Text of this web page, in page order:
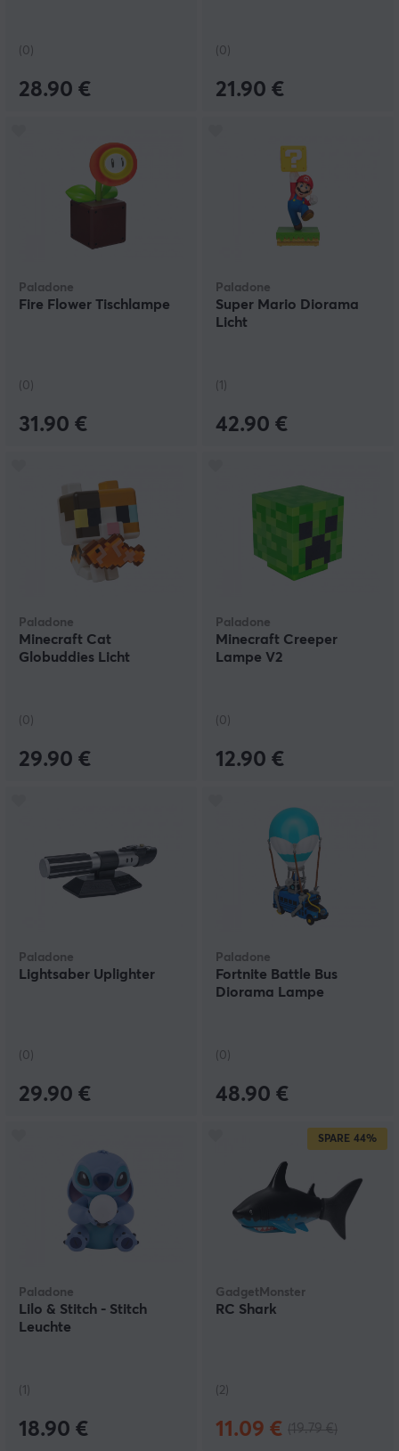
(0)
28.90 €
(0)
21.90 €
Paladone
Fire Flower Tischlampe
(0)
31.90 €
Paladone
Super Mario Diorama
Licht
(1)
42.90 €
Paladone
Minecraft Cat
Globuddies Licht
(0)
29.90 €
Paladone
Minecraft Creeper
Lampe V2
(0)
12.90 €
Paladone
Lightsaber Uplighter
(0)
29.90 €
Paladone
Fortnite Battle Bus
Diorama Lampe
(0)
48.90 €
Paladone
Lilo & Stitch - Stitch
Leuchte
(1)
18.90 €
SPARE 44%
GadgetMonster
RC Shark
(2)
11.09 €